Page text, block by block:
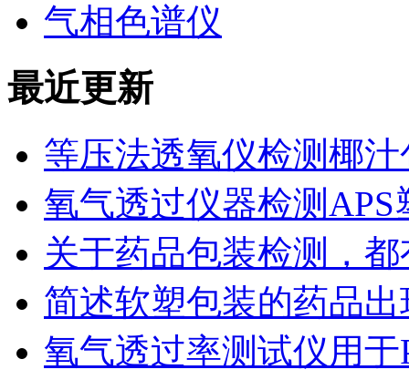
气相色谱仪
最近更新
等压法透氧仪检测椰
氧气透过仪器检测
关于药品包装检测，
简述软塑包装的药品
氧气透过率测试仪用